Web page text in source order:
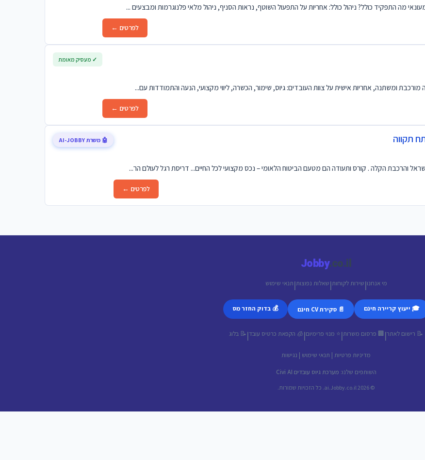
מה התפקיד כולל? ניהול כולל: אחריות על התפעול השוטף, נראות הסניף, ניהול מלאי פלנוגרמות ומבצעים ...
לפרטים ←
מורכבת ומשתנה, אחריות אישית על צוות העובדים: גיוס, שימור, הכשרה, ליווי מקצועי, הנעה והתמודדות עם...
לפרטים ←
✓ מעסיק מאומת
לפרטים ←
🤖 משרת AI-JOBBY
Jobby.co.il
מי אנחנו|שירות לקוחות|שאלות נפוצות|תנאי שימוש
🎓 ייעוץ קריירה חינם 📄 סקירת CV חינם 💰 בדוק החזר מס
📝 רישום לאתר| 🏢 פרסום משרות|⭐ מנוי פרימיום|🧊 הקפאת כרטיס עובד|📝 בלוג
מדיניות פרטיות | תנאי שימוש | נגישות
השותפים שלנו: מערכת גיוס עובדים Civi AI
© 2026 ai.Jobby.co.il. כל הזכויות שמורות.